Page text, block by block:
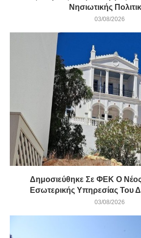
Νησιωτικής
03/08/2026
Δημοσιεύθηκε Σε ΦΕΚ Ο
Εσωτερικής Υπηρεσίας Του
03/08/2026